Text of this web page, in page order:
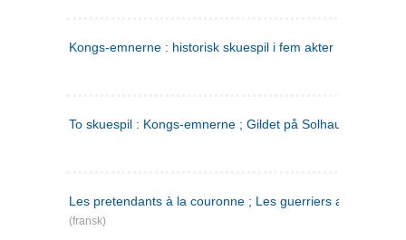
Kongs-emnerne : historisk skuespil i fem akter
To skuespil : Kongs-emnerne ; Gildet på Solhaug
Les pretendants à la couronne ; Les guerriers a Helgeland
(fransk)